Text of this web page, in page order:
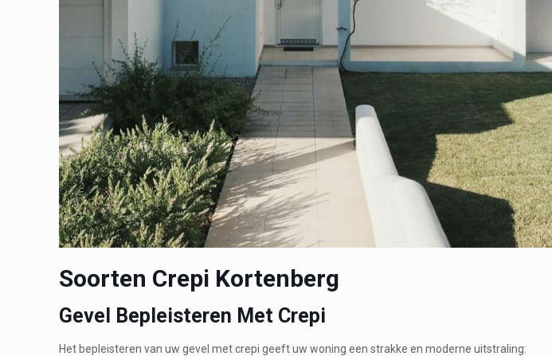
Soorten Crepi Kortenberg
Gevel Bepleisteren Met Crepi
Het bepleisteren van uw gevel met crepi geeft uw woning een strakke en moderne uitstraling: